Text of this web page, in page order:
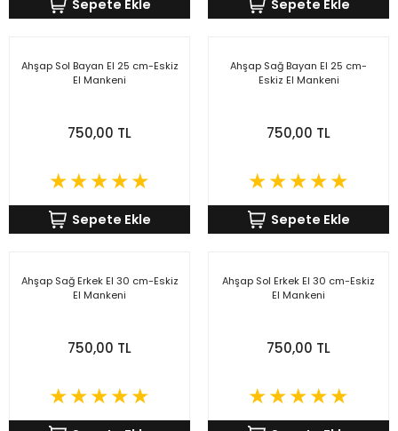
Sepete Ekle Sepete Ekle
Ahşap Sol Bayan El 25 cm-Eskiz
El Mankeni
750,00 TL
Sepete Ekle
Ahşap Sağ Bayan El 25 cm-
Eskiz El Mankeni
750,00 TL
Sepete Ekle
Ahşap Sağ Erkek El 30 cm-Eskiz
El Mankeni
750,00 TL
Ahşap Sol Erkek El 30 cm-Eskiz
El Mankeni
750,00 TL